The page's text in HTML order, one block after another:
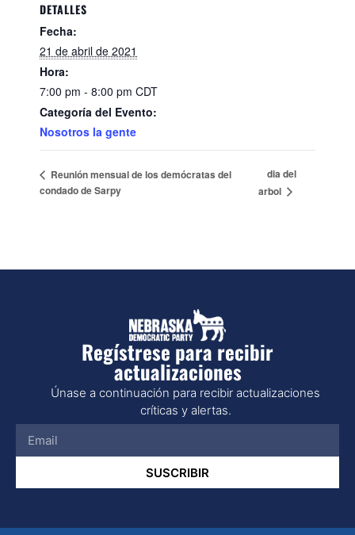
DETALLES
Fecha:
21 de abril de 2021
Hora:
7:00 pm - 8:00 pm CDT
Categoría del Evento:
Nosotros la gente
Reunión mensual de los demócratas del
condado de Sarpy
dia del
arbol
Regístrese para recibir
actualizaciones
Únase a continuación para recibir actualizaciones
críticas y alertas.
SUSCRIBIR